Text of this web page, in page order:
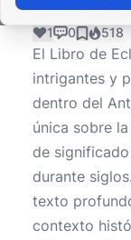
1 0 518
El Libro de
intrigantes y
dentro del
única sobre
de
durante
texto
contexto